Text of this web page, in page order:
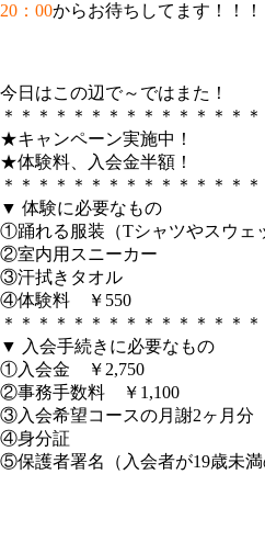
20：00からお待ちしてます！！！
今日はこの辺で～ではまた！
＊＊＊＊＊＊＊＊＊＊＊＊＊＊＊
★キャンペーン実施中！
★体験料、入会金半額！
＊＊＊＊＊＊＊＊＊＊＊＊＊＊＊
▼ 体験に必要なもの
①踊れる服装（Tシャツやスウェ
②室内用スニーカー
③汗拭きタオル
④体験料 ￥550
＊＊＊＊＊＊＊＊＊＊＊＊＊＊＊
▼ 入会手続きに必要なもの
①入会金 ￥2,750
②事務手数料 ￥1,100
③入会希望コースの月謝2ヶ月分
④身分証
⑤保護者署名（入会者が19歳未満